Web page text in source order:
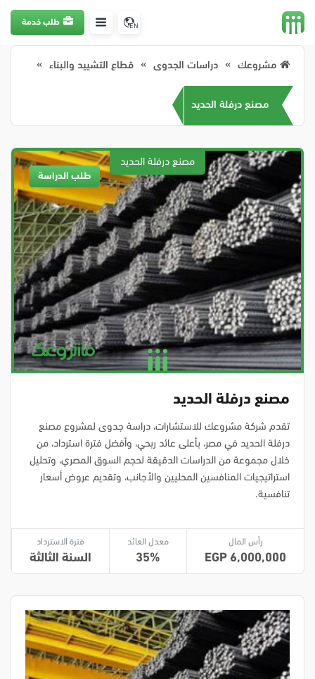
EN طلب خدمة
مشروعك دراسات الجدوى قطاع التشييد والبناء
مصنع درفلة الحديد
مصنع درفلة الحديد
طلب الدراسة
تقدم شركة مشروعك للاستشارات، دراسة جدوى لمشروع مصنع
درفلة الحديد في مصر، بأعلى عائد ربحي، وأفضل فترة استرداد، من
خلال مجموعة من الدراسات الدقيقة لحجم السوق المصري، وتحليل
استراتيجيات المنافسين المحليين والأجانب، وتقديم عروض أسعار
تنافسية.
رأس المال
6,000,000
معدل العائد
35
فترة الاسترداد
السنة الثالثة